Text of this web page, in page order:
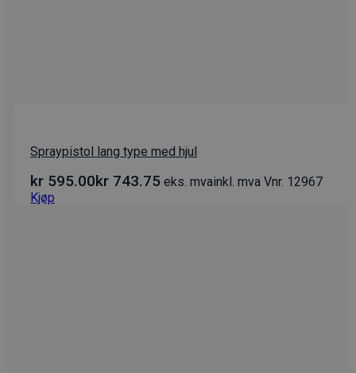
Spraypistol lang type med hjul
kr 595.00kr 743.75 eks. mvainkl. mva Vnr. 12967
Kjøp